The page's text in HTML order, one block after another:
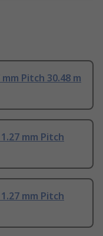
mm Pitch 30.48 m
mm Pitch
mm Pitch